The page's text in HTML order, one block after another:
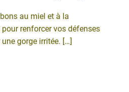
au miel et à la
renforcer vos défenses
gorge irritée. […]